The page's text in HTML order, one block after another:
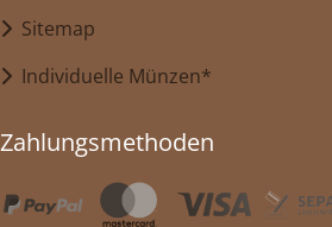
Sitemap
Individuelle Münzen*
Zahlungsmethoden